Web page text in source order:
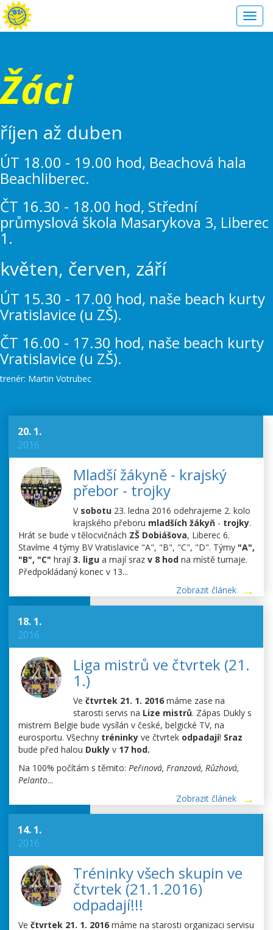
Žáci
říjen až duben
ÚT 18.00 - 19.00 hod, Beachová hala
Beachliberec.
ČT 16.30 - 18.00 hod, Střední
průmyslová škola Masarykova 3, Liberec
1.
květen, červen, září
ÚT 15.30 - 17.00 hod, naše beach kurty
Vratislavice (u ZŠ).
ČT 16.00 - 17.30 hod, naše beach kurty
Vratislavice (u ZŠ).
trenér: Martin Votrubec
20. 1.
2016
Mladší žákyně - krajský
přebor - trojky
V sobotu23. ledna 2016 odehrajeme 2. kolo
krajského přeboru mladších žákyň- trojky.
Hrát se bude v tělocvičnách ZŠ Dobiášova, Liberec 6.
Stavíme 4 týmy BV Vratislavice "A", "B", "C", "D". Týmy "A",
"B", "C" hrají3. ligu a mají sraz v 8 hod na místě turnaje.
Předpokládaný konec v 13...
Zobrazit článek
18. 1.
2016
Liga mistrů ve čtvrtek (21.
1.)
Ve čtvrtek 21. 1. 2016máme zase na
starosti servis na Lize mistrů. Zápas Dukly s
mistrem Belgie bude vysílán v české, belgické TV, na
eurosportu. Všechny tréninky ve čtvrtek odpadají! Sraz
bude před halou Dukly v 17 hod.
Na 100% počítám s těmito: Peřinová, Franzová, Růzhová,
Pelanto...
Zobrazit článek
14. 1.
2016
Tréninky všech skupin ve
čtvrtek (21.1.2016)
odpadají!!!
Ve čtvrtek 21. 1. 2016 máme na starosti organizaci servisu